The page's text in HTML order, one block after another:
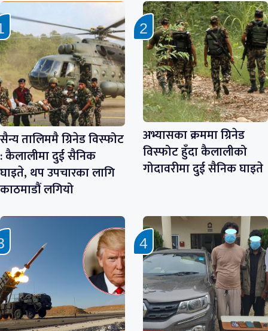
सैन्य तालिममै ग्रिनेड विस्फोट
: कैलालीमा दुई सैनिक
घाइते, थप उपचारका लागि
काठमाडौं लगियो
अभ्यासका क्रममा ग्रिनेड
विस्फोट हुँदा कैलालीको
गोदावरीमा दुई सैनिक घाइते